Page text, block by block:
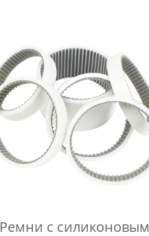
Ремни с силиконовым